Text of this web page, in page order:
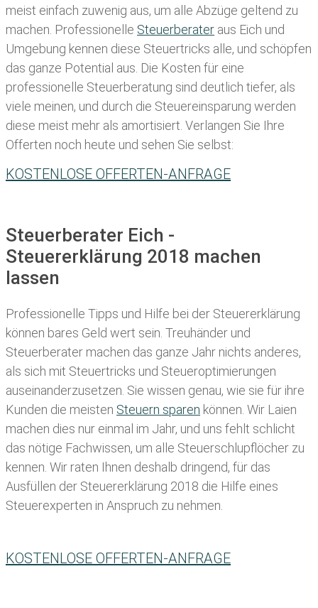
meist einfach zuwenig aus, um alle Abzüge geltend zu
machen. Professionelle Steuerberater aus Eich und
Umgebung kennen diese Steuertricks alle, und schöpfen
das ganze Potential aus. Die Kosten für eine
professionelle Steuerberatung sind deutlich tiefer, als
viele meinen, und durch die Steuereinsparung werden
diese meist mehr als amortisiert. Verlangen Sie Ihre
Offerten noch heute und sehen Sie selbst:
KOSTENLOSE OFFERTEN-ANFRAGE
Steuerberater Eich -
Steuererklärung 2018 machen
lassen
Professionelle Tipps und Hilfe bei der Steuererklärung
können bares Geld wert sein. Treuhänder und
Steuerberater machen das ganze Jahr nichts anderes,
als sich mit Steuertricks und Steueroptimierungen
auseinanderzusetzen. Sie wissen genau, wie sie für ihre
Kunden die meisten Steuern sparen können. Wir Laien
machen dies nur einmal im Jahr, und uns fehlt schlicht
das nötige Fachwissen, um alle Steuerschlupflöcher zu
kennen. Wir raten Ihnen deshalb dringend, für das
Ausfüllen der Steuererklärung 2018 die Hilfe eines
Steuerexperten in Anspruch zu nehmen.
KOSTENLOSE OFFERTEN-ANFRAGE